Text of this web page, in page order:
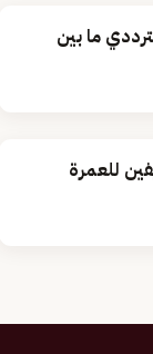
ما بين
للعمرة